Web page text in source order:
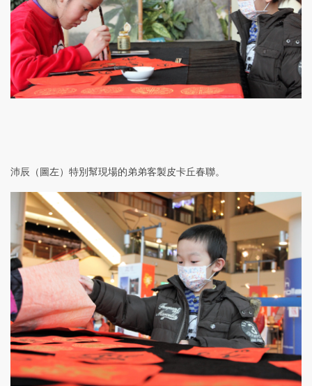
沛辰（圖左）特別幫現場的弟弟客製皮卡丘春聯。